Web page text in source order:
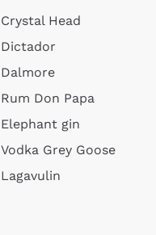
Crystal Head
Dictador
Dalmore
Rum Don Papa
Elephant gin
Vodka Grey Goose
Lagavulin